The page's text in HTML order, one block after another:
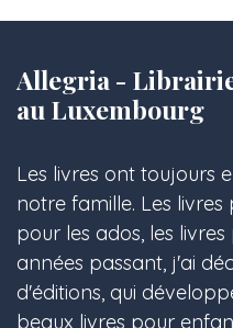
Allegria -
au Luxembourg
Les livres ont toujours
notre famille. Les livres
pour les ados, les
années passant, j'ai
d'éditions, qui
beaux livres pour